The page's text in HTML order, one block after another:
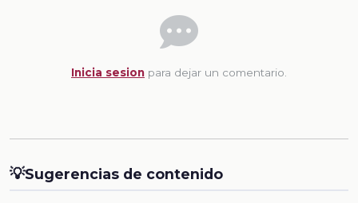
Inicia sesion para dejar un comentario.
💡Sugerencias de contenido